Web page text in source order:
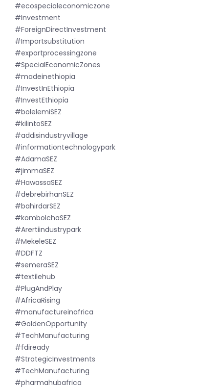
#ecospecialeconomiczone
#Investment
#ForeignDirectInvestment
#Importsubstitution
#exportprocessingzone
#SpecialEconomicZones
#madeinethiopia
#InvestInEthiopia
#InvestEthiopia
#bolelemiSEZ
#kilintoSEZ
#addisindustryvillage
#informationtechnologypark
#AdamaSEZ
#jimmaSEZ
#HawassaSEZ
#debrebirhanSEZ
#bahirdarSEZ
#kombolchaSEZ
#Arertiindustrypark
#MekeleSEZ
#DDFTZ
#semeraSEZ
#textilehub
#PlugAndPlay
#AfricaRising
#manufactureinafrica
#GoldenOpportunity
#TechManufacturing
#fdiready
#StrategicInvestments
#TechManufacturing
#pharmahubafrica